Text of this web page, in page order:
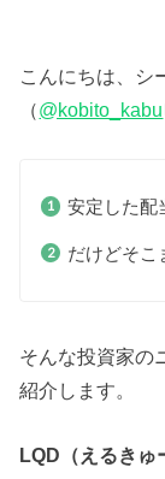
こんにちは、シ
（@kobito_kabu
安定した配
だけどそこ
そんな投資家の
紹介します。
LQD（えるきゅ